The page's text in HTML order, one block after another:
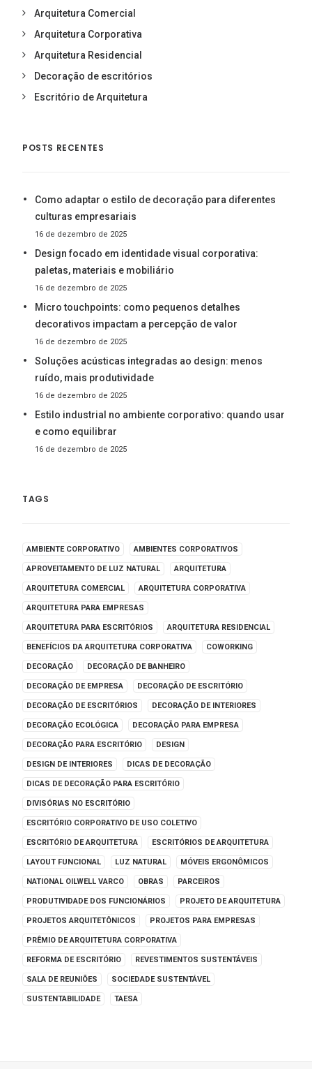
Arquitetura Comercial
Arquitetura Corporativa
Arquitetura Residencial
Decoração de escritórios
Escritório de Arquitetura
POSTS RECENTES
Como adaptar o estilo de decoração para diferentes
culturas empresariais
16 de dezembro de 2025
Design focado em identidade visual corporativa:
paletas, materiais e mobiliário
16 de dezembro de 2025
Micro touchpoints: como pequenos detalhes
decorativos impactam a percepção de valor
16 de dezembro de 2025
Soluções acústicas integradas ao design: menos
ruído, mais produtividade
16 de dezembro de 2025
Estilo industrial no ambiente corporativo: quando usar
e como equilibrar
16 de dezembro de 2025
TAGS
AMBIENTE CORPORATIVO AMBIENTES CORPORATIVOS
APROVEITAMENTO DE LUZ NATURAL ARQUITETURA
ARQUITETURA COMERCIAL ARQUITETURA CORPORATIVA
ARQUITETURA PARA EMPRESAS
ARQUITETURA PARA ESCRITÓRIOS ARQUITETURA RESIDENCIAL
BENEFÍCIOS DA ARQUITETURA CORPORATIVA COWORKING
DECORAÇÃO DECORAÇÃO DE BANHEIRO
DECORAÇÃO DE EMPRESA DECORAÇÃO DE ESCRITÓRIO
DECORAÇÃO DE ESCRITÓRIOS DECORAÇÃO DE INTERIORES
DECORAÇÃO ECOLÓGICA DECORAÇÃO PARA EMPRESA
DECORAÇÃO PARA ESCRITÓRIO DESIGN
DESIGN DE INTERIORES DICAS DE DECORAÇÃO
DICAS DE DECORAÇÃO PARA ESCRITÓRIO
DIVISÓRIAS NO ESCRITÓRIO
ESCRITÓRIO CORPORATIVO DE USO COLETIVO
ESCRITÓRIO DE ARQUITETURA ESCRITÓRIOS DE ARQUITETURA
LAYOUT FUNCIONAL LUZ NATURAL MÓVEIS ERGONÔMICOS
NATIONAL OILWELL VARCO OBRAS PARCEIROS
PRODUTIVIDADE DOS FUNCIONÁRIOS PROJETO DE ARQUITETURA
PROJETOS ARQUITETÔNICOS PROJETOS PARA EMPRESAS
PRÊMIO DE ARQUITETURA CORPORATIVA
REFORMA DE ESCRITÓRIO REVESTIMENTOS SUSTENTÁVEIS
SALA DE REUNIÕES SOCIEDADE SUSTENTÁVEL
SUSTENTABILIDADE TAESA